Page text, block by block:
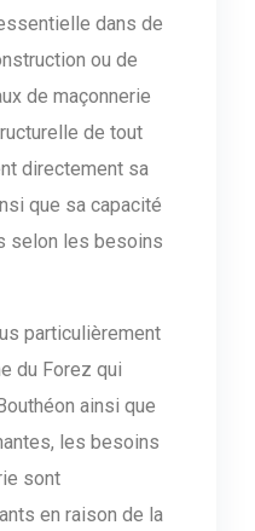
dans de
ou de
de maçonnerie
de tout
directement sa
que sa capacité
selon les besoins
particulièrement
du Forez qui
ainsi que
les besoins
sont
en raison de la